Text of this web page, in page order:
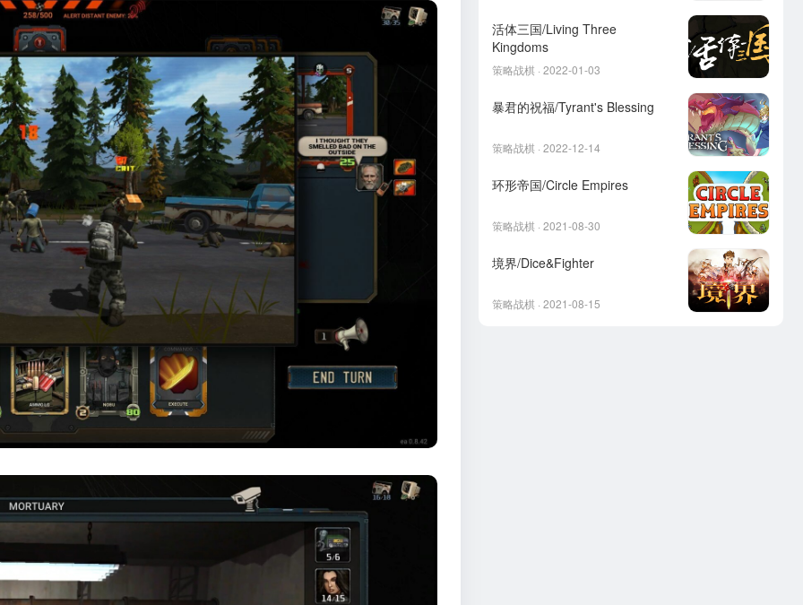
活体三国/Living Three
Kingdoms
策略战棋 · 2022-01-03
暴君的祝福/Tyrant's Blessing
策略战棋 · 2022-12-14
环形帝国/Circle Empires
策略战棋 · 2021-08-30
境界/Dice&Fighter
策略战棋 · 2021-08-15